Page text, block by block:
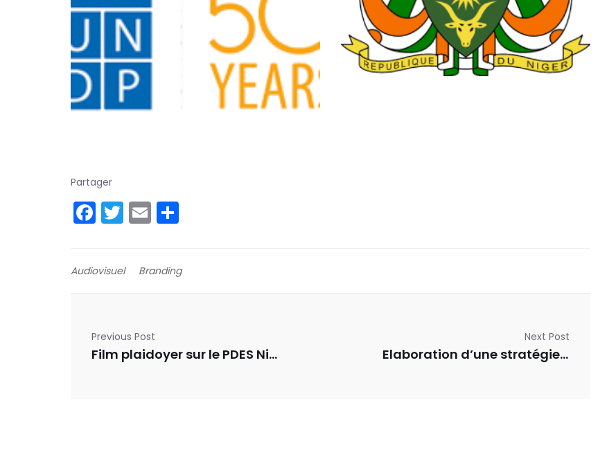
Partager
Facebook
Twitter
Email
Audiovisuel Branding
Previous Post
Film plaidoyer sur le PDES Niger
Next Post
Elaboration d’une stratégie de Communication et visibilité